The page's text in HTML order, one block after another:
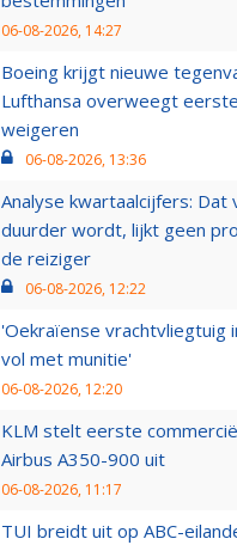
06-08-2026, 14:27
Boeing krijgt nieuwe
Lufthansa overweegt
weigeren
06-08-2026, 13:36
Analyse kwartaalcijfers: Dat
duurder wordt, lijkt geen
de reiziger
06-08-2026, 12:22
'Oekraïense vrachtvliegtuig
vol met munitie'
06-08-2026, 12:20
KLM stelt eerste
Airbus A350-900 uit
06-08-2026, 11:17
TUI breidt uit op ABC-